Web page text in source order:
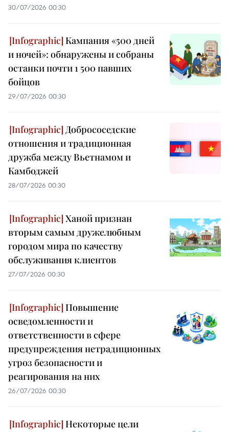
30/07/2026 00:30
Кампания «500 дней
и ночей»: обнаружены и собраны
останки почти 1 500 павших
бойцов
29/07/2026 00:30
Добрососедские
отношения и традиционная
дружба между Вьетнамом и
Камбоджей
28/07/2026 00:30
Ханой признан
вторым самым дружелюбным
городом мира по качеству
обслуживания клиентов
27/07/2026 00:30
Повышение
осведомленности и
ответственности в сфере
предупреждения нетрадиционных
угроз безопасности и
реагирования на них
26/07/2026 00:30
Некоторые цели